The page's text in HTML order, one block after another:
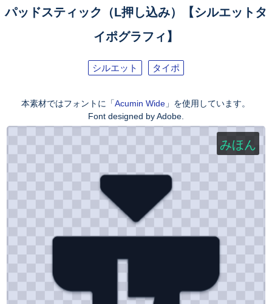
パッドスティック（L押し込み）【シルエットタ
イポグラフィ】
シルエット タイポ
本素材ではフォントに「Acumin Wide 」を使用しています。
Font designed by Adobe.
みほん